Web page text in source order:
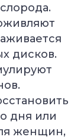
дисков.
дня или
женщин,